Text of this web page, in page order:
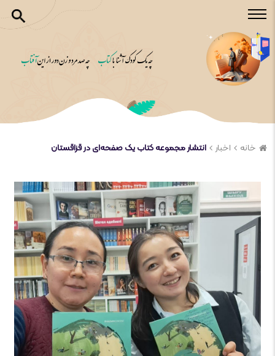
خانه اخبار انتشار مجموعه کتاب یک صفحه‌ای در قزاقستان